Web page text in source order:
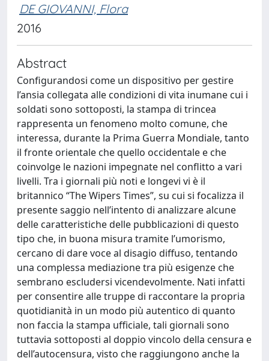
DE GIOVANNI, Flora
2016
Abstract
Configurandosi come un dispositivo per gestire
l’ansia collegata alle condizioni di vita inumane cui i
soldati sono sottoposti, la stampa di trincea
rappresenta un fenomeno molto comune, che
interessa, durante la Prima Guerra Mondiale, tanto
il fronte orientale che quello occidentale e che
coinvolge le nazioni impegnate nel conflitto a vari
livelli. Tra i giornali più noti e longevi vi è il
britannico “The Wipers Times”, su cui si focalizza il
presente saggio nell’intento di analizzare alcune
delle caratteristiche delle pubblicazioni di questo
tipo che, in buona misura tramite l’umorismo,
cercano di dare voce al disagio diffuso, tentando
una complessa mediazione tra più esigenze che
sembrano escludersi vicendevolmente. Nati infatti
per consentire alle truppe di raccontare la propria
quotidianità in un modo più autentico di quanto
non faccia la stampa ufficiale, tali giornali sono
tuttavia sottoposti al doppio vincolo della censura e
dell’autocensura, visto che raggiungono anche la